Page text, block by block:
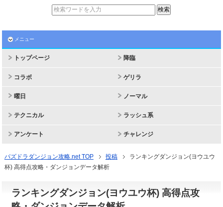
メニュー
トップページ 降臨
コラボ ゲリラ
曜日 ノーマル
テクニカル ラッシュ系
アンケート チャレンジ
パズドラダンジョン攻略.net TOP 投稿
ランキングダンジョン(ヨウユウ
杯) 高得点攻略・ダンジョンデータ解析
ランキングダンジョン(ヨウユウ杯) 高得点攻